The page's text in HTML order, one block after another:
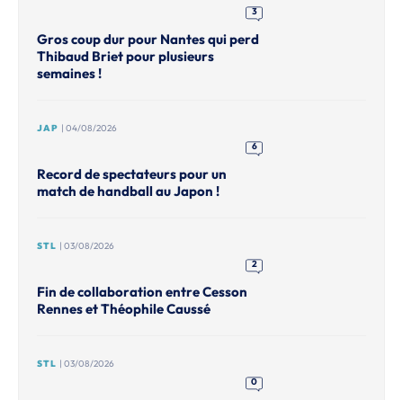
3
Gros coup dur pour Nantes qui perd
Thibaud Briet pour plusieurs
semaines !
JAP | 04/08/2026
6
Record de spectateurs pour un
match de handball au Japon !
STL | 03/08/2026
2
Fin de collaboration entre Cesson
Rennes et Théophile Caussé
STL | 03/08/2026
0